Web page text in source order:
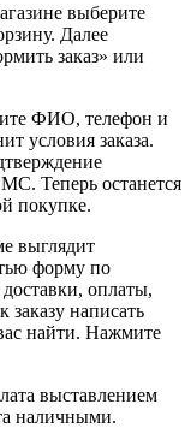
выберите
Далее
заказ» или
ФИО, телефон и
условия заказа.
Теперь останется
покупке.
выглядит
форму по
оплаты,
написать
найти. Нажмите
выставлением
наличными.